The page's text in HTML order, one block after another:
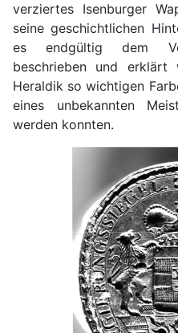
verziertes Isenburger
seine geschichtlichen
es endgültig dem
beschrieben und
Heraldik so wichtigen
eines unbekannten
werden konnten.